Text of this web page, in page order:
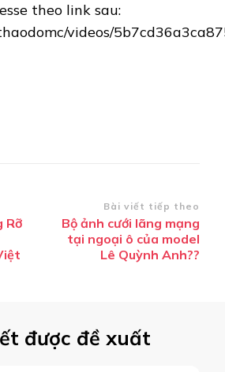
theo link sau:
videos/
Rỡ
Bài viết tiếp theo
Bộ ảnh cưới lãng mạng
tại ngoại ô của model
Lê Quỳnh Anh??
được đề xuất